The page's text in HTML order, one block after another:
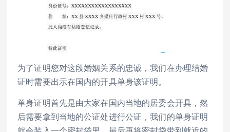
为了证明您对这段婚姻关系的忠诚，我们在办理结婚
证时需要出示在国内的开具单身该证明。
单身证明首先是由大家在国内当地的居委会开具，然
后需要拿到当地的公证处进行公证，我们的单身证明